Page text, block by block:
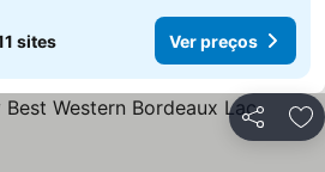
sites Ver preços
Partilhar